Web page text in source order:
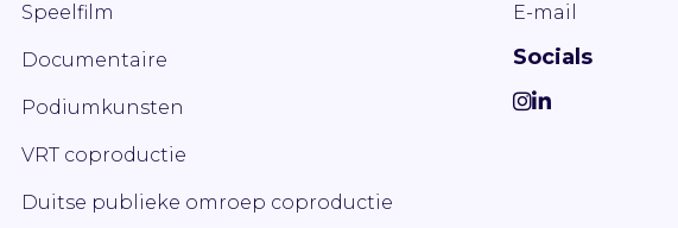
Speelfilm
Documentaire
Podiumkunsten
VRT coproductie
Duitse publieke omroep coproductie
E-mail
Socials